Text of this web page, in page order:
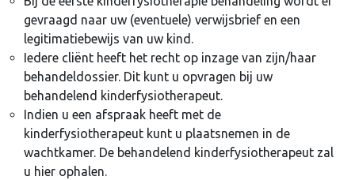
gevraagd naar uw (eventuele) verwijsbrief en een
legitimatiebewijs van uw kind.
Iedere cliënt heeft het recht op inzage van zijn/haar
behandeldossier. Dit kunt u opvragen bij uw
behandelend kinderfysiotherapeut.
Indien u een afspraak heeft met de
kinderfysiotherapeut kunt u plaatsnemen in de
wachtkamer. De behandelend kinderfysiotherapeut zal
u hier ophalen.